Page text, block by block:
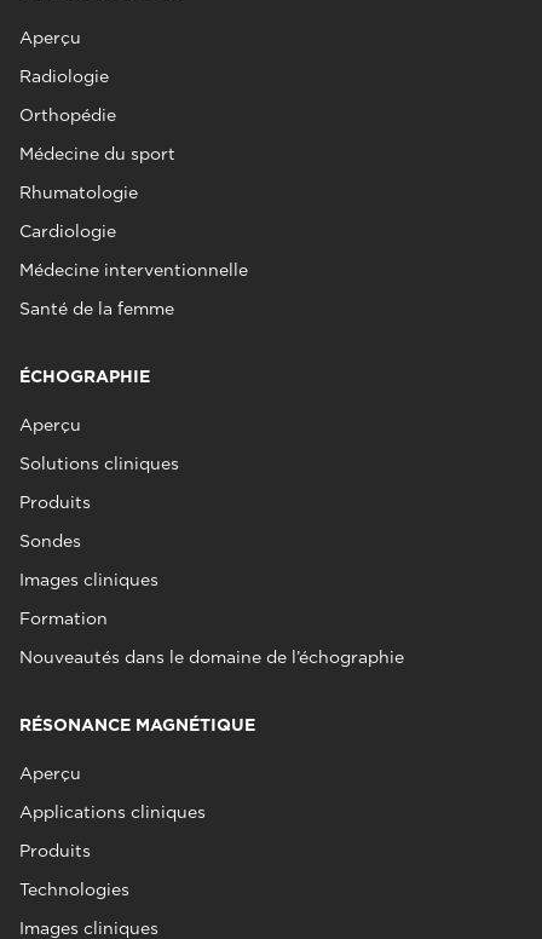
Aperçu
Radiologie
Orthopédie
Médecine du sport
Rhumatologie
Cardiologie
Médecine interventionnelle
Santé de la femme
ÉCHOGRAPHIE
Aperçu
Solutions cliniques
Produits
Sondes
Images cliniques
Formation
Nouveautés dans le domaine de l’échographie
RÉSONANCE MAGNÉTIQUE
Aperçu
Applications cliniques
Produits
Technologies
Images cliniques